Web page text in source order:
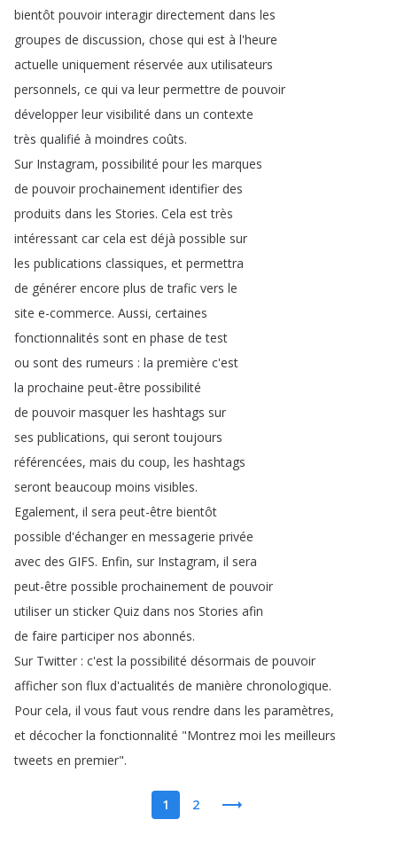
bientôt pouvoir interagir directement dans les
groupes de discussion, chose qui est à l'heure
actuelle uniquement réservée aux utilisateurs
personnels, ce qui va leur permettre de pouvoir
développer leur visibilité dans un contexte
très qualifié à moindres coûts.
Sur Instagram, possibilité pour les marques
de pouvoir prochainement identifier des
produits dans les Stories. Cela est très
intéressant car cela est déjà possible sur
les publications classiques, et permettra
de générer encore plus de trafic vers le
site e-commerce. Aussi, certaines
fonctionnalités sont en phase de test
ou sont des rumeurs : la première c'est
la prochaine peut-être possibilité
de pouvoir masquer les hashtags sur
ses publications, qui seront toujours
référencées, mais du coup, les hashtags
seront beaucoup moins visibles.
Egalement, il sera peut-être bientôt
possible d'échanger en messagerie privée
avec des GIFS. Enfin, sur Instagram, il sera
peut-être possible prochainement de pouvoir
utiliser un sticker Quiz dans nos Stories afin
de faire participer nos abonnés.
Sur Twitter : c'est la possibilité désormais de pouvoir
afficher son flux d'actualités de manière chronologique.
Pour cela, il vous faut vous rendre dans les paramètres,
et décocher la fonctionnalité "Montrez moi les meilleurs
tweets en premier".
1 2